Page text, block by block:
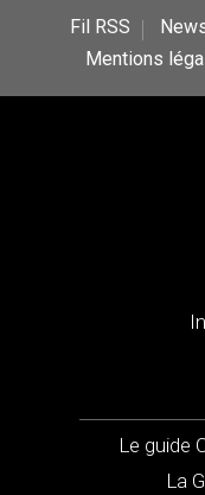
Fil RSS
Mentions
Le guide
La